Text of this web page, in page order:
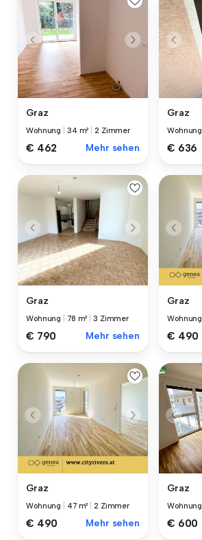
Graz
Wohnung 34 m² |2 Zimmer
€ 462 Mehr sehen
Graz
Wohnung
€ 636
Graz
Wohnung 78 m² |3 Zimmer
€ 790 Mehr sehen
Graz
Wohnung
€ 490
Graz
Wohnung 47 m² |2 Zimmer
€ 490 Mehr sehen
Graz
Wohnung
€ 600